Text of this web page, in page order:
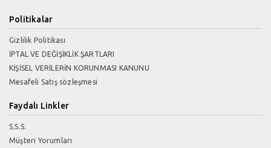
Politikalar
Gizlilik Politikası
İPTAL VE DEĞİŞİKLİK ŞARTLARI
KİŞİSEL VERİLERİN KORUNMASI KANUNU
Mesafeli Satış sözleşmesi
Faydalı Linkler
S.S.S.
Müşteri Yorumları